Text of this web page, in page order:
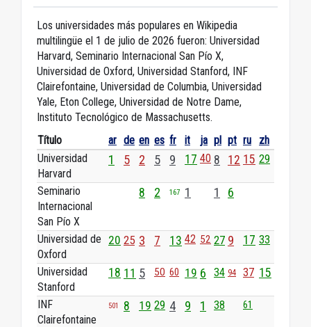
Los universidades más populares en Wikipedia
multilingüe el 1 de julio de 2026 fueron: Universidad
Harvard, Seminario Internacional San Pío X,
Universidad de Oxford, Universidad Stanford, INF
Clairefontaine, Universidad de Columbia, Universidad
Yale, Eton College, Universidad de Notre Dame,
Instituto Tecnológico de Massachusetts.
Título
ar de en es fr it ja pl pt ru
zh
Universidad
Harvard
1 5 2 5 9 17 40 8 12 15 29
Seminario
Internacional
San Pío X
8 2 167 1 1 6
Universidad de
Oxford
20 25 3 7 13 42 52 27 9 17 33
Universidad
Stanford
18 11 5 50 60 19 6 34 94 37 15
INF
Clairefontaine
501 8 19 29 4 9 1 38 61